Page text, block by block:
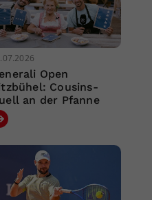
Open
Cousins-
an der Pfanne